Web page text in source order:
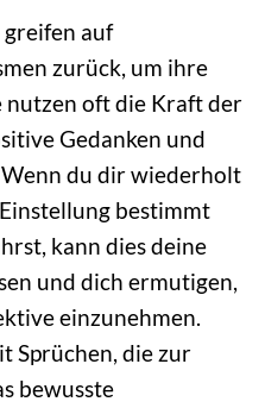
greifen auf
zurück, um ihre
nutzen oft die Kraft der
Gedanken und
du dir wiederholt
bestimmt
kann dies deine
und dich ermutigen,
einzunehmen.
Sprüchen, die zur
bewusste